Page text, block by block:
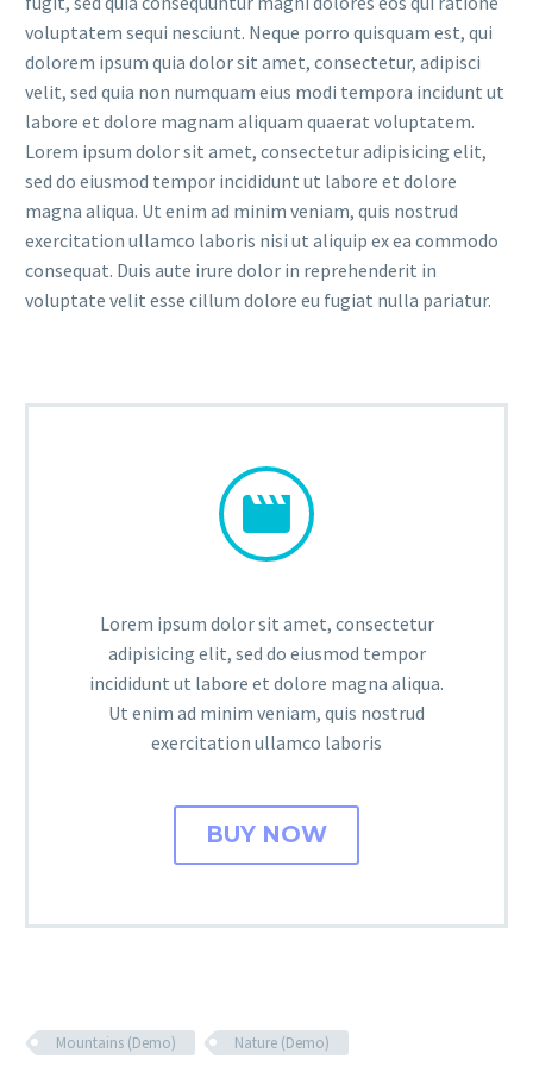
voluptatem sequi nesciunt. Neque porro quisquam est, qui
dolorem ipsum quia dolor sit amet, consectetur, adipisci
velit, sed quia non numquam eius modi tempora incidunt ut
labore et dolore magnam aliquam quaerat voluptatem.
Lorem ipsum dolor sit amet, consectetur adipisicing elit,
sed do eiusmod tempor incididunt ut labore et dolore
magna aliqua. Ut enim ad minim veniam, quis nostrud
exercitation ullamco laboris nisi ut aliquip ex ea commodo
consequat. Duis aute irure dolor in reprehenderit in
voluptate velit esse cillum dolore eu fugiat nulla pariatur.


Lorem ipsum dolor sit amet, consectetur
adipisicing elit, sed do eiusmod tempor
incididunt ut labore et dolore magna aliqua.
Ut enim ad minim veniam, quis nostrud
exercitation ullamco laboris
BUY NOW
Mountains (Demo)
Nature (Demo)